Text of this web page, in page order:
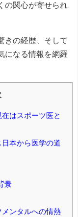
の関心が寄せられ
きの経歴、そして
になる情報を網羅
はスポーツ医と
本から医学の道
景
ンタルへの情熱